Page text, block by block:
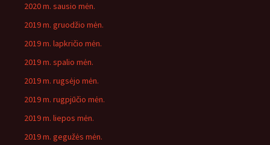
2020 m. sausio mėn.
2019 m. gruodžio mėn.
2019 m. lapkričio mėn.
2019 m. spalio mėn.
2019 m. rugsėjo mėn.
2019 m. rugpjūčio mėn.
2019 m. liepos mėn.
2019 m. gegužės mėn.